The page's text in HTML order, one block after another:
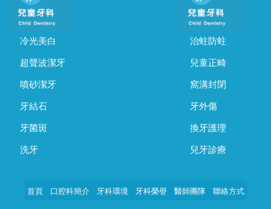
冷光美白
超聲波潔牙
噴砂潔牙
牙結石
牙菌斑
洗牙
治蛀防蛀
兒童正畸
窩溝封閉
牙外傷
換牙護理
兒牙診療
首頁 口腔科簡介 牙科環境 牙科榮譽 醫師團隊 聯絡方式